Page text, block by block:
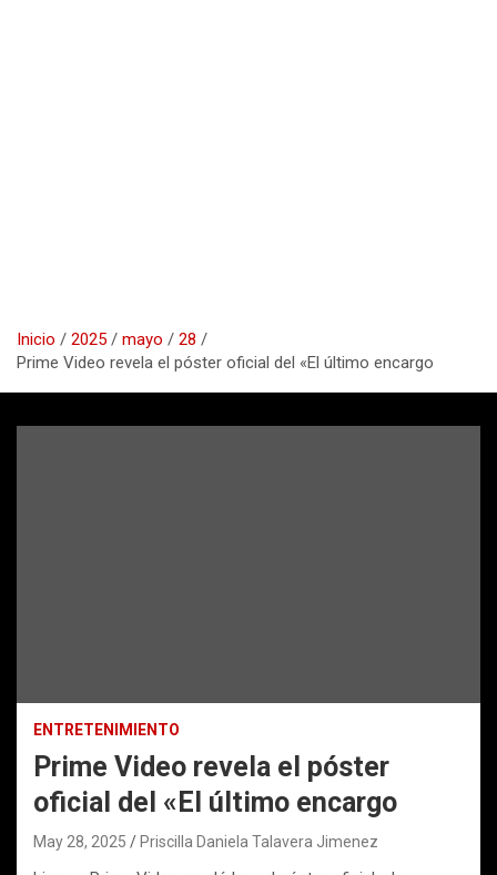
Inicio 2025 mayo
28
Prime Video revela el póster oficial del «El último encargo
ENTRETENIMIENTO
Prime Video revela el póster
oficial del «El último encargo
May 28, 2025 Priscilla Daniela Talavera Jimenez